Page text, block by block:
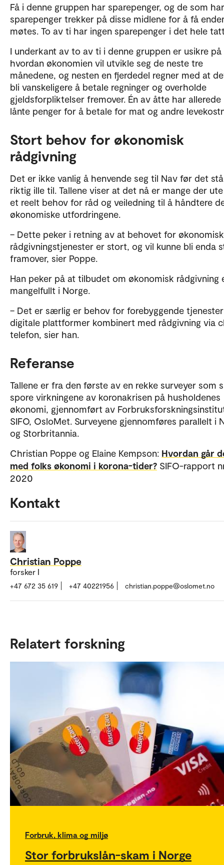
Få i denne gruppen har sparepenger, og de som har
sparepenger trekker på disse midlene for å få
møtes. To av ti har ingen sparepenger i det hele
I underkant av to av ti i denne gruppen er usikre på
hvordan økonomien vil utvikle seg de neste tre
månedene, og nesten en fjerdedel regner med at
bli vanskeligere å betale regninger og overholde
gjeldsforpliktelser fremover. Én av åtte har
lånte penger for å betale for mat og andre
Stort behov for økonomisk
rådgivning
Det er ikke vanlig å henvende seg til Nav før det
riktig ille til. Tallene viser at det nå er mange der
et reelt behov for råd og veiledning til å håndtere
økonomiske utfordringene.
– Dette peker i retning av at behovet for
rådgivningstjenester er stort, og vil kunne bli enda
framover, sier Poppe.
Han peker på at tilbudet om økonomisk rådgivning
mangelfullt i Norge.
– Det er særlig er behov for forebyggende
digitale plattformer kombinert med rådgivning via
telefon, sier han.
Referanse
Tallene er fra den første av en rekke surveyer som
spore virkningene av koronakrisen på husholdenes
økonomi, gjennomført av
SIFO, OsloMet. Surveyene gjennomføres parallelt i
og Storbritannia.
Christian Poppe og Elaine Kempson: Hvordan går
med folks økonomi i korona-tider? SIFO-rapport
2020
Kontakt
Christian Poppe
forsker I
+47 672 35 619 +47 40221956 christian.poppe@oslomet.no
Relatert forskning
Forbruk, klima og miljø
Stor forbrukslån-skam i Norge